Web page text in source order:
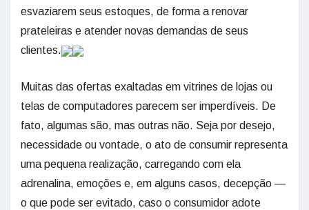
esvaziarem seus estoques, de forma a renovar
prateleiras e atender novas demandas de seus
clientes.
Muitas das ofertas exaltadas em vitrines de lojas ou
telas de computadores parecem ser imperdíveis. De
fato, algumas são, mas outras não. Seja por desejo,
necessidade ou vontade, o ato de consumir representa
uma pequena realização, carregando com ela
adrenalina, emoções e, em alguns casos, decepção —
o que pode ser evitado, caso o consumidor adote